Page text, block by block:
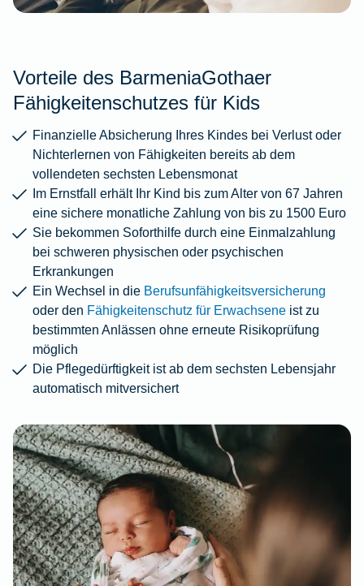
Vorteile des BarmeniaGothaer
Fähigkeitenschutzes für Kids
Finanzielle Absicherung Ihres Kindes bei Verlust oder
Nichterlernen von Fähigkeiten bereits ab dem
vollendeten sechsten Lebensmonat
Im Ernstfall erhält Ihr Kind bis zum Alter von 67 Jahren
eine sichere monatliche Zahlung von bis zu 1500 Euro
Sie bekommen Soforthilfe durch eine Einmalzahlung
bei schweren physischen oder psychischen
Erkrankungen
Ein Wechsel in die Berufsunfähigkeitsversicherung
oder den Fähigkeitenschutz für Erwachsene ist zu
bestimmten Anlässen ohne erneute Risikoprüfung
möglich
Die Pflegedürftigkeit ist ab dem sechsten Lebensjahr
automatisch mitversichert